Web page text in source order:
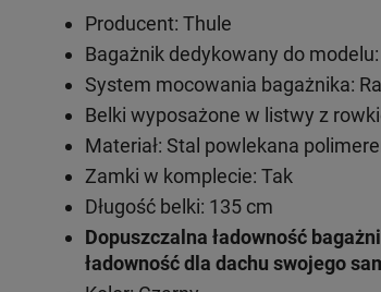
Producent: Thule
Bagażnik dedykowany do
System mocowania bagażnika:
Belki wyposażone w listwy z
Materiał: Stal powlekana
Zamki w komplecie: Tak
Długość belki: 135 cm
Dopuszczalna ładowność
ładowność dla dachu swojego